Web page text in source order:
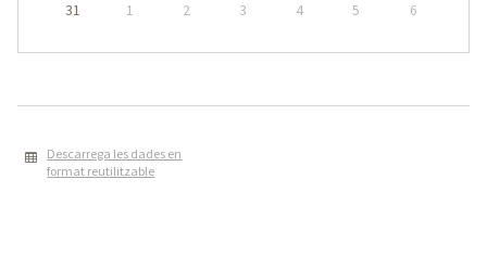
31
1 2 3 4 5 6
Descarrega les dades en
format reutilitzable